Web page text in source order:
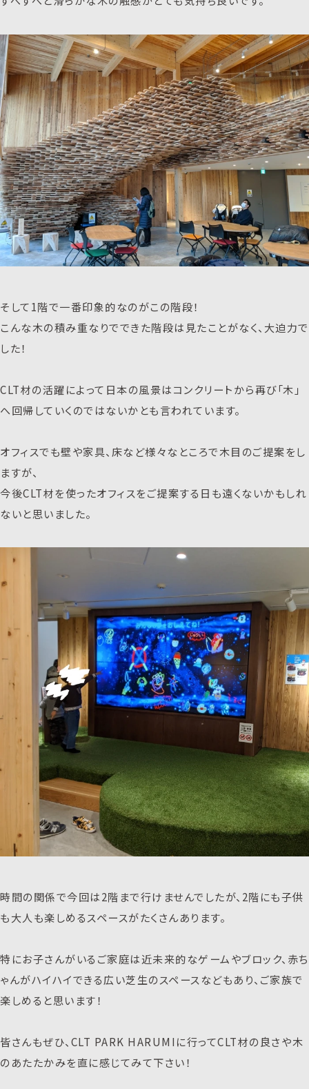
そして1階で一番印象的なのがこの階段！
こんな木の積み重なりでできた階段は見たことがなく、大迫力で
した！
CLT材の活躍によって日本の風景はコンクリートから再び「木」
へ回帰していくのではないかとも言われています。
オフィスでも壁や家具、床など様々なところで木目のご提案をし
ますが、
今後CLT材を使ったオフィスをご提案する日も遠くないかもしれ
ないと思いました。
時間の関係で今回は2階まで行けませんでしたが、2階にも子供
も大人も楽しめるスペースがたくさんあります。
特にお子さんがいるご家庭は近未来的なゲームやブロック、赤ち
ゃんがハイハイできる広い芝生のスペースなどもあり、ご家族で
楽しめると思います！
皆さんもぜひ、CLT PARK HARUMIに行ってCLT材の良さや木
のあたたかみを直に感じてみて下さい！